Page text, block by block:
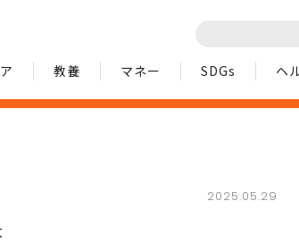
教養 マネー SDGs ヘ
2025.05.29